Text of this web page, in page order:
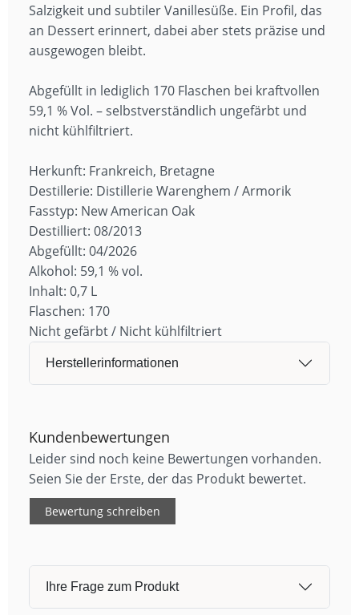
Salzigkeit und subtiler Vanillesüße. Ein Profil, das
an Dessert erinnert, dabei aber stets präzise und
ausgewogen bleibt.
Abgefüllt in lediglich 170 Flaschen bei kraftvollen
59,1 % Vol. – selbstverständlich ungefärbt und
nicht kühlfiltriert.
Herkunft: Frankreich, Bretagne
Destillerie: Distillerie Warenghem / Armorik
Fasstyp: New American Oak
Destilliert: 08/2013
Abgefüllt: 04/2026
Alkohol: 59,1 % vol.
Inhalt: 0,7 L
Flaschen: 170
Nicht gefärbt / Nicht kühlfiltriert
Herstellerinformationen
Kundenbewertungen
Leider sind noch keine Bewertungen vorhanden.
Seien Sie der Erste, der das Produkt bewertet.
Bewertung schreiben
Ihre Frage zum Produkt